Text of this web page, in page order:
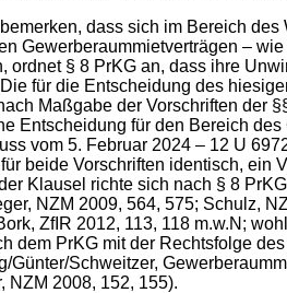
dass sich im Bereich
Gewerberaummietverträgen –
ordnet § 8 PrKG an, dass ihre
für die Entscheidung des
Maßgabe der Vorschriften der
Entscheidung für den Bereich
vom 5. Februar 2024 – 12 U
beide Vorschriften identisch, ein
Klausel richte sich nach § 8
NZM 2009, 564, 575; Schulz,
ZfIR 2012, 113, 118 m.w.N;
dem PrKG mit der Rechtsfolge
Günter/Schweitzer,
NZM 2008, 152, 155).